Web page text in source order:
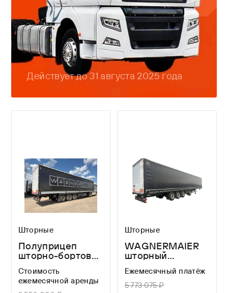
Шторные
Полуприцеп
шторно-бортовой
CRS3 FOR A
LONG TIME
Стоимость
ежемесячной аренды
Шторные
WAGNERMAIER
шторный
16,8 метров
Ежемесячный платёж
5 773 075 ₽
Действует до 31 августа 2025 года